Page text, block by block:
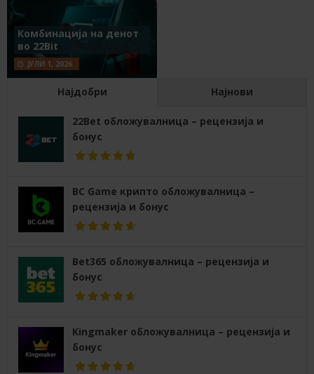
Комбинација на денот
во 22Bit
ЈУЛИ 1, 2026
Најдобри Најнови
22Bet обложувалница – рецензија и
бонус
BC Game крипто обложувалница –
рецензија и бонус
Bet365 обложувалница – рецензија и
бонус
Kingmaker обложувалница – рецензија и
бонус